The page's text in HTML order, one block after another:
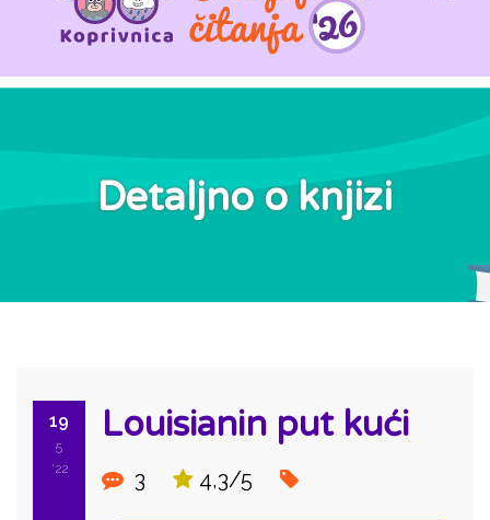
Detaljno o knjizi
19
5
'22
Louisianin put kući
3 4,3/5